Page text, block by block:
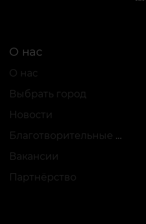
О нас
О нас
Выбрать город
Новости
Благотворительные проекты
Вакансии
Партнёрство